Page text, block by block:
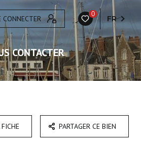
CONNECTER
0
FR
CONTACTER
PARTAGER CE BIEN